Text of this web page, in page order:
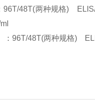
48T(两种规格)
ml
96T/48T(两种规格)